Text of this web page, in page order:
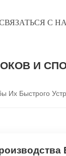
С
И
Их Быстрого